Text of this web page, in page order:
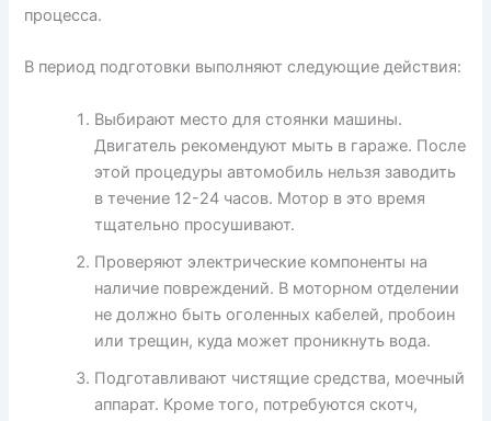
процесса.
В период подготовки выполняют следующие действия:
Выбирают место для стоянки машины.
Двигатель рекомендуют мыть в гараже. После
этой процедуры автомобиль нельзя заводить
в течение 12-24 часов. Мотор в это время
тщательно просушивают.
Проверяют электрические компоненты на
наличие повреждений. В моторном отделении
не должно быть оголенных кабелей, пробоин
или трещин, куда может проникнуть вода.
Подготавливают чистящие средства, моечный
аппарат. Кроме того, потребуются скотч,